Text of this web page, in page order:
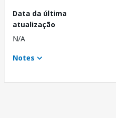
Data da última
atualização
N/A
Notes